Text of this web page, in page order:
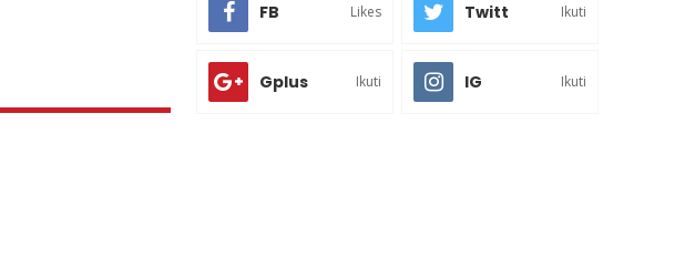
FB Likes Twitt Ikuti
Gplus Ikuti IG Ikuti